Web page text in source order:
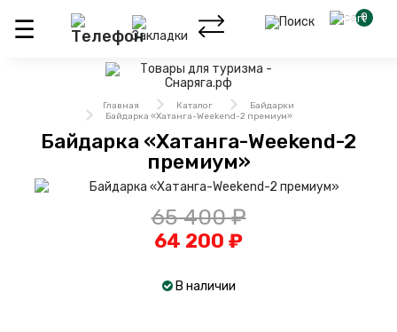
0
Главная Каталог
Байдарки
Байдарка «Хатанга-Weekend-2 премиум»
Байдарка «Хатанга-Weekend-2
премиум»
65 400 ₽
64 200 ₽
В наличии